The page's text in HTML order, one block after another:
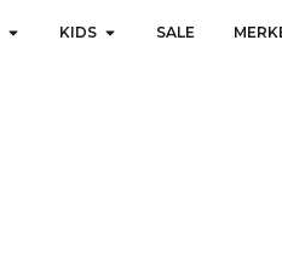
KIDS SALE